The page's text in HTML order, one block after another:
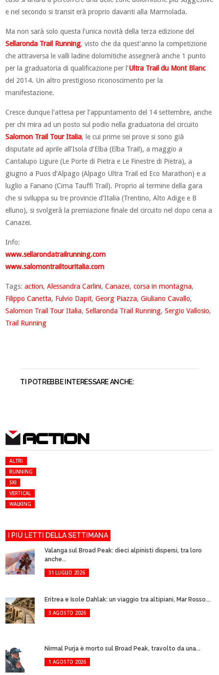
e nel secondo si transit erà proprio davanti alla Marmolada.
Ma non sarà solo questa l’unica novità della terza edizione del
Sellaronda Trail Running, visto che da quest’anno la competizione
che attraversa le valli ladine dolomitiche assegnerà anche 1 punto
per la graduatoria di qualificazione per l’Ultra Trail du Mont Blanc
del 2014. Un altro prestigioso riconoscimento per la
manifestazione.
Cresce dunque l’attesa per l’appuntamento del 14 settembre, anche
per chi mira ad un posto sul podio nella graduatoria del circuito
Salomon Trail Tour Italia, le cui prime sei prove si sono già
disputate ad aprile all’Isola d’Elba (Elba Trail), a maggio a
Cantalupo Ligure (Le Porte di Pietra e Le Finestre di Pietra), a
giugno a Puos d’Alpago (Alpago Ultra Trail ed Eco Marathon) e a
luglio a Fanano (Cima Tauffi Trail). Proprio al termine della gara
che si sviluppa su tre provincie d’Italia (Trentino, Alto Adige e B
elluno), si svolgerà la premiazione finale del circuito nel dopo cena a
Canazei.
Info:
www.sellarondatrailrunning.com
www.salomontrailtouritalia.com
Tags:action,Alessandra Carlini,Canazei,corsa in montagna,
Filippo Canetta, Fulvio Dapit,Georg Piazza,Giuliano Cavallo,
Salomon Trail Tour Italia,Sellaronda Trail Running,Sergio Vallosio,
Trail Running
TI POTREBBE INTERESSARE ANCHE:
ACTION
ALTRI
RUNNING
SKI
VERTICAL
WALKING
I PIÙ LETTI DELLA SETTIMANA
Valanga sul Broad Peak: dieci alpinisti dispersi, tra loro
anche...
31 LUGLIO 2026
Eritrea e Isole Dahlak: un viaggio tra altipiani, Mar Rosso...
3 AGOSTO 2026
Nirmal Purja è morto sul Broad Peak, travolto da una...
1 AGOSTO 2026